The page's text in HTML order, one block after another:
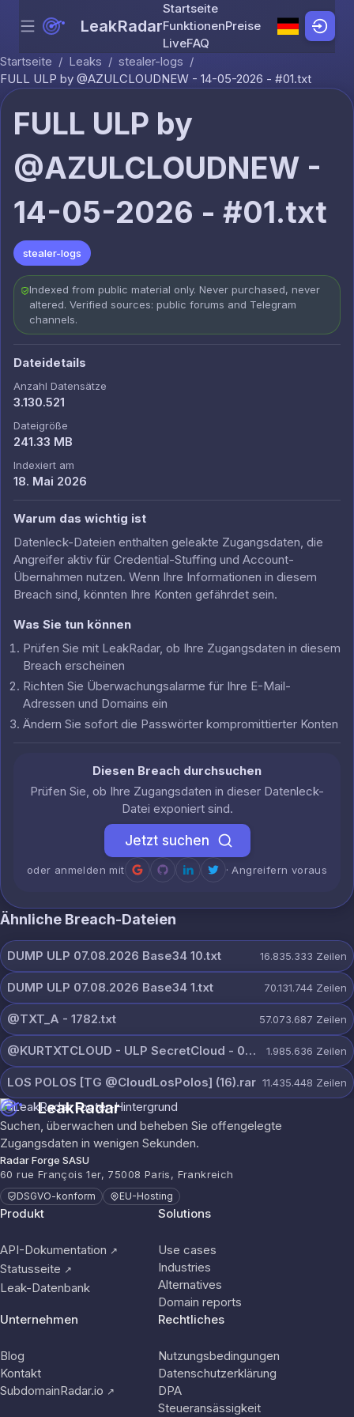
Skip to content
Menu LeakRadar
Startseite
FunktionenPreise
LiveFAQ
Startseite / Leaks / stealer-logs /
FULL ULP by @AZULCLOUDNEW - 14-05-2026 - #01.txt
FULL ULP by
@AZULCLOUDNEW -
14-05-2026 - #01.txt
stealer-logs
Indexed from public material only. Never purchased, never
altered. Verified sources: public forums and Telegram
channels.
Dateidetails
Anzahl Datensätze
3.130.521
Dateigröße
241.33 MB
Indexiert am
18. Mai 2026
Warum das wichtig ist
Datenleck-Dateien enthalten geleakte Zugangsdaten, die
Angreifer aktiv für Credential-Stuffing und Account-
Übernahmen nutzen. Wenn Ihre Informationen in diesem
Breach sind, könnten Ihre Konten gefährdet sein.
Was Sie tun können
Prüfen Sie mit LeakRadar, ob Ihre Zugangsdaten in diesem
Breach erscheinen
Richten Sie Überwachungsalarme für Ihre E-Mail-
Adressen und Domains ein
Ändern Sie sofort die Passwörter kompromittierter Konten
Diesen Breach durchsuchen
Prüfen Sie, ob Ihre Zugangsdaten in dieser Datenleck-
Datei exponiert sind.
Jetzt suchen
oder anmelden mit · Angreifern voraus
Ähnliche Breach-Dateien
DUMP ULP 07.08.2026 Base34 10.txt 16.835.333 Zeilen
DUMP ULP 07.08.2026 Base34 1.txt 70.131.744 Zeilen
@TXT_A - 1782.txt 57.073.687 Zeilen
@KURTXTCLOUD - ULP SecretCloud - 07 August 2026.txt 1.985.636 Zeilen
LOS POLOS [TG @CloudLosPolos] (16).rar 11.435.448 Zeilen
LeakRadar
Suchen, überwachen und beheben Sie offengelegte
Zugangsdaten in wenigen Sekunden.
Radar Forge SASU
60 rue François 1er, 75008 Paris, Frankreich
DSGVO-konform EU-Hosting
Produkt
API-Dokumentation ↗
Statusseite ↗
Leak-Datenbank
Solutions
Use cases
Industries
Alternatives
Domain reports
Unternehmen
Blog
Kontakt
SubdomainRadar.io ↗
Rechtliches
Nutzungsbedingungen
Datenschutzerklärung
DPA
Steueransässigkeit